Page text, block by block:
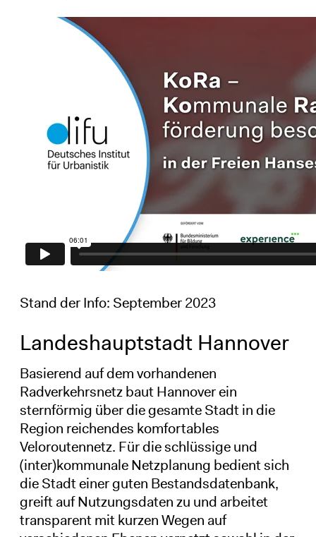
Stand der Info: September 2023
Landeshauptstadt Hannover
Basierend auf dem vorhandenen
Radverkehrsnetz baut Hannover ein
sternförmig über die gesamte Stadt in die
Region reichendes komfortables
Veloroutennetz. Für die schlüssige und
(inter)kommunale Netzplanung bedient sich
die Stadt einer guten Bestandsdatenbank,
greift auf Nutzungsdaten zu und arbeitet
transparent mit kurzen Wegen auf